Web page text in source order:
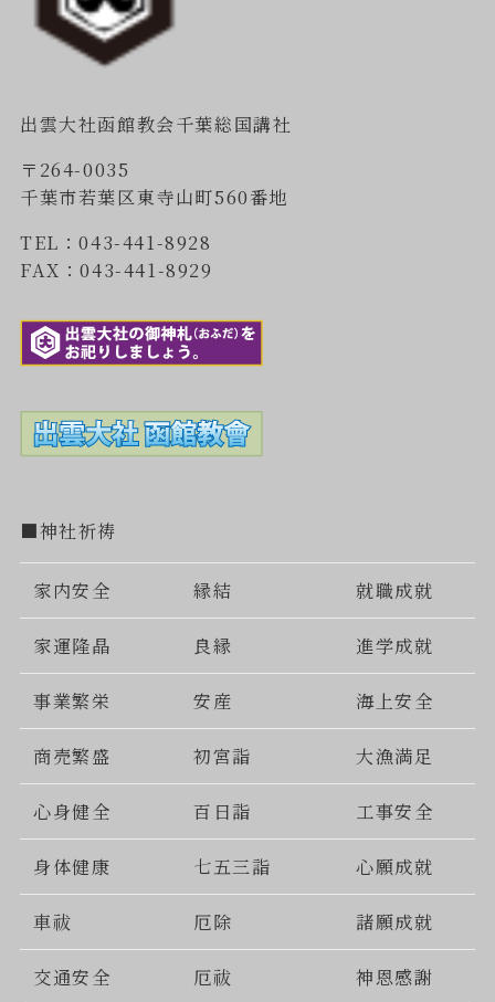
出雲大社函館教会千葉総国講社
〒264-0035
千葉市若葉区東寺山町560番地
TEL：043-441-8928
FAX：043-441-8929
■神社祈祷
家内安全 縁結 就職成就
家運隆晶 良縁 進学成就
事業繁栄 安産 海上安全
商売繁盛 初宮詣 大漁満足
心身健全 百日詣 工事安全
身体健康 七五三詣 心願成就
車祓 厄除 諸願成就
交通安全 厄祓 神恩感謝